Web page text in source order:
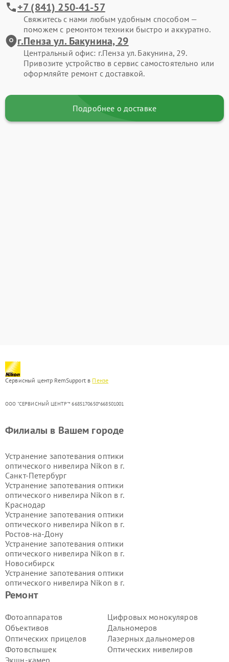
+7 (841) 250-41-57
Свяжитесь с нами любым удобным способом —
поможем с ремонтом техники быстро и аккуратно.
г.Пенза ул. Бакунина, 29
Центральный офис: г.Пенза ул. Бакунина, 29.
Привозите устройство в сервис самостоятельно или
оформляйте ремонт с доставкой.
Подробнее о доставке
Сервисный центр RemSupport в Пензе
ООО "СЕРВИСНЫЙ ЦЕНТР"* 6685170650*668501001
Ремонт
Фотоаппаратов
Объективов
Оптических прицелов
Фотовспышек
Экшн-камер
Цифровых монокуляров
Дальномеров
Лазерных дальномеров
Оптических нивелиров
Филиалы в Вашем городе
Устранение запотевания оптики
оптического нивелира Nikon в г.
Санкт-Петербург
Устранение запотевания оптики
оптического нивелира Nikon в г.
Краснодар
Устранение запотевания оптики
оптического нивелира Nikon в г.
Ростов-на-Дону
Устранение запотевания оптики
оптического нивелира Nikon в г.
Новосибирск
Устранение запотевания оптики
оптического нивелира Nikon в г.
Екатеринбург
оптического нивелира Nikon в г.
Казань
Устранение запотевания оптики
оптического нивелира Nikon в г.
Воронеж